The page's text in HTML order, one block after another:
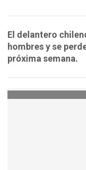
El delantero
hombres y se
próxima semana.